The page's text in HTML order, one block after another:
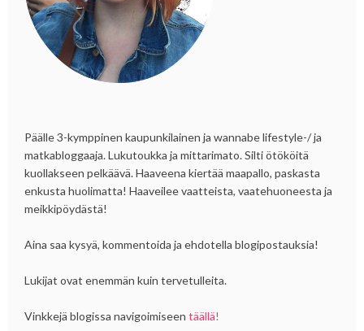
Päälle 3-kymppinen kaupunkilainen ja wannabe lifestyle-/ ja
matkabloggaaja. Lukutoukka ja mittarimato. Silti ötököitä
kuollakseen pelkäävä. Haaveena kiertää maapallo, paskasta
enkusta huolimatta! Haaveilee vaatteista, vaatehuoneesta ja
meikkipöydästä!
Aina saa kysyä, kommentoida ja ehdotella blogipostauksia!
Lukijat ovat enemmän kuin tervetulleita.
Vinkkejä blogissa navigoimiseen täällä!